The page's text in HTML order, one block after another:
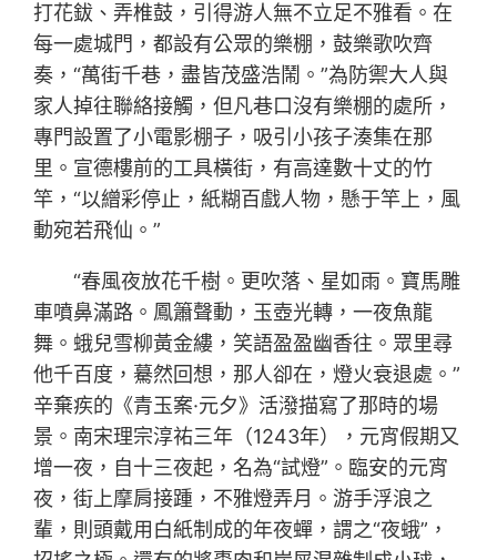
打花鈸、弄椎鼓，引得游人無不立足不雅看。在
每一處城門，都設有公眾的樂棚，鼓樂歌吹齊
奏，“萬街千巷，盡皆茂盛浩鬧。”為防禦大人與
家人掉往聯絡接觸，但凡巷口沒有樂棚的處所，
專門設置了小電影棚子，吸引小孩子湊集在那
里。宣德樓前的工具橫街，有高達數十丈的竹
竿，“以繒彩停止，紙糊百戲人物，懸于竿上，風
動宛若飛仙。”
“春風夜放花千樹。更吹落、星如雨。寶馬雕
車噴鼻滿路。鳳簫聲動，玉壺光轉，一夜魚龍
舞。蛾兒雪柳黃金縷，笑語盈盈幽香往。眾里尋
他千百度，驀然回想，那人卻在，燈火衰退處。”
辛棄疾的《青玉案·元夕》活潑描寫了那時的場
景。南宋理宗淳祐三年（1243年），元宵假期又
增一夜，自十三夜起，名為“試燈”。臨安的元宵
夜，街上摩肩接踵，不雅燈弄月。游手浮浪之
輩，則頭戴用白紙制成的年夜蟬，謂之“夜蛾”，